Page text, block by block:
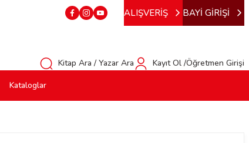
ALIŞVERİŞ BAYİ GİRİŞİ
Kitap Ara / Yazar Ara
Kayıt Ol /Öğretmen Girişi
Kataloglar